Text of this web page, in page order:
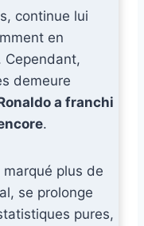
continue lui
en
Cependant,
demeure
a franchi
.
plus de
se prolonge
pures,